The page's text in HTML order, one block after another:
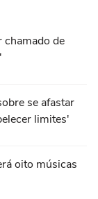
chamado de
se afastar
limites'
oito músicas